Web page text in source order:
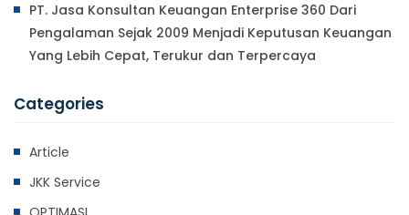
PT. Jasa Konsultan Keuangan Enterprise 360 Dari
Pengalaman Sejak 2009 Menjadi Keputusan Keuangan
Yang Lebih Cepat, Terukur dan Terpercaya
Categories
Article
JKK Service